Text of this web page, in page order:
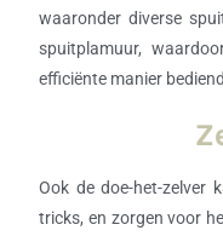
waaronder diverse
spuitplamuur,
efficiënte manier
Ook de doe-het-zelver
tricks, en zorgen voor